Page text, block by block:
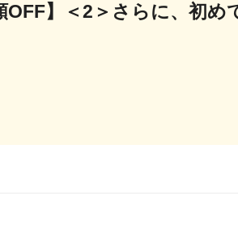
】＜2＞さらに、初め